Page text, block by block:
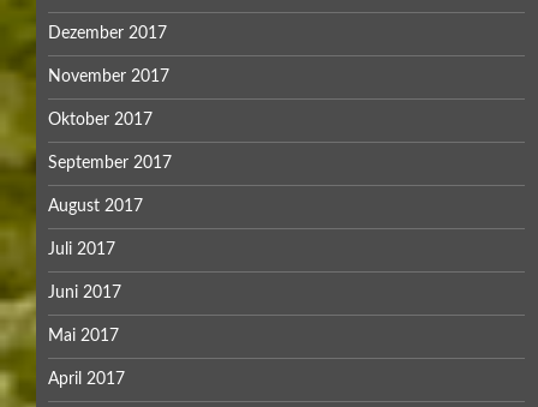
Dezember 2017
November 2017
Oktober 2017
September 2017
August 2017
Juli 2017
Juni 2017
Mai 2017
April 2017